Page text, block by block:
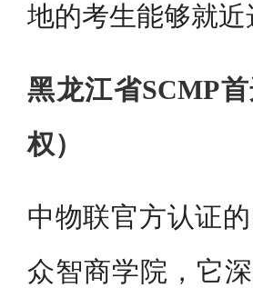
地的考生能够就近
黑龙江省SCMP
权）
中物联官方认证
众智商学院，它